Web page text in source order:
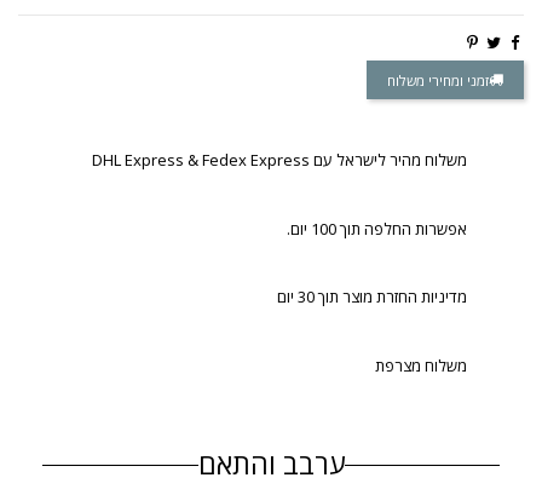
זמני ומחירי משלוח
משלוח מהיר לישראל עם DHL Express & Fedex Express
אפשרות החלפה תוך 100 יום.
מדיניות החזרת מוצר תוך 30 יום
משלוח מצרפת
ערבב והתאם